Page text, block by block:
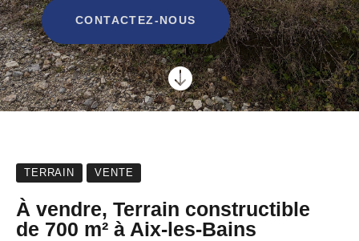
CONTACTEZ-NOUS

TERRAIN VENTE
À vendre, Terrain constructible
de 700 m² à Aix-les-Bains